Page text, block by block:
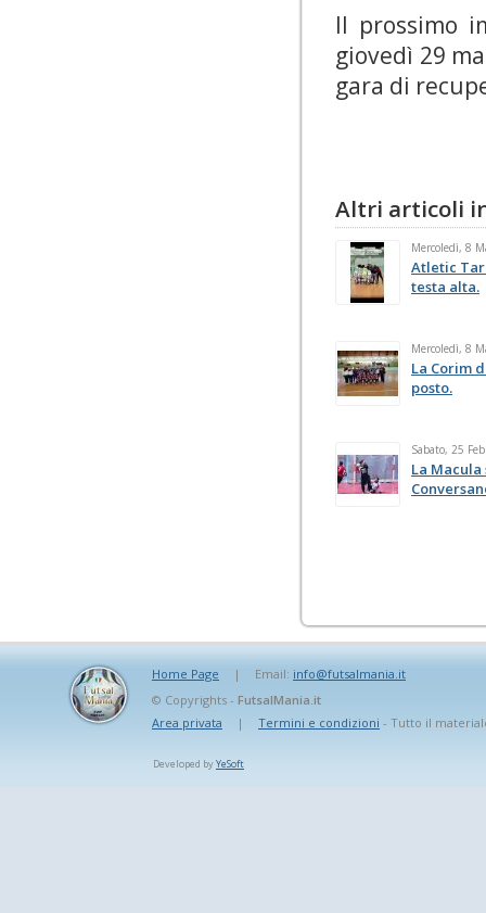
Il prossimo
giovedì 29
gara di
Altri articoli
Mercoledì, 8
Atletic
testa alta.
Mercoledì, 8
La Corim
posto.
Sabato, 25
La
Home Page | Email: info@futsalmania.it
© Copyrights - FutsalMania.it
Area privata
| Termini e condizioni - Tutto il
Developed byYeSoft